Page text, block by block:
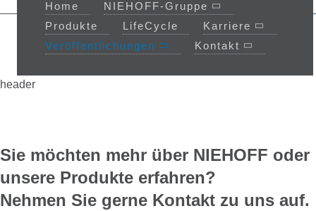
Home
NIEHOFF-Gruppe
Produkte
LifeCycle
Karriere
Veröffentlichungen
Kontakt
header
Sie möchten mehr über NIEHOFF oder
unsere Produkte erfahren?
Nehmen Sie gerne Kontakt zu uns auf.